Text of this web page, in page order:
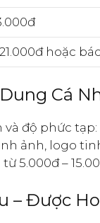
hoặc
Cá
độ phức
ảnh, logo
5.000đ –
– Được